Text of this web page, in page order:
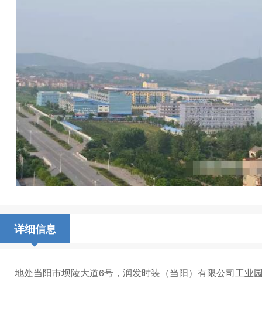
详细信息
地处当阳市坝陵大道6号，润发时装（当阳）有限公司